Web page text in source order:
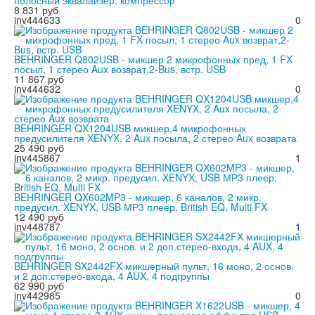
8 831 руб
0
inv444633
BEHRINGER Q802USB - микшер 2 микрофонных пред, 1 FX
посыл, 1 стерео Aux возврат,2-Bus, встр. USB
11 867 руб
0
inv444632
BEHRINGER QX1204USB микшер,4 микрофонных
предусилителя XENYX, 2 Aux посыла, 2 стерео Aux возврата
25 490 руб
1
inv445867
BEHRINGER QX602MP3 - микшер, 6 каналов, 2 микр.
предусил. XENYX, USB МР3 плеер, British EQ, Multi FX
12 490 руб
1
inv448787
BEHRINGER SX2442FX микшерный пульт, 16 моно, 2 основ.
и 2 доп.стерео-входа, 4 AUX, 4 подгруппы
62 990 руб
0
inv442985